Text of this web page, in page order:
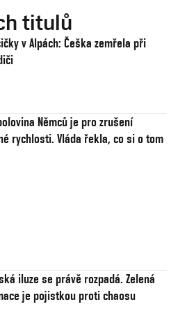
titulů
v Alpách: Češka zemřela při
Němců je pro zrušení
rychlosti. Vláda řekla, co si o tom
iluze se právě rozpadá. Zelená
je pojistkou proti chaosu